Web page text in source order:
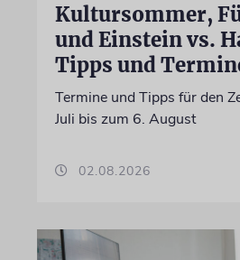
Kultursommer,
und Einstein vs.
Tipps und
Termine und Tipps für den
Juli bis zum 6. August
02.08.2026